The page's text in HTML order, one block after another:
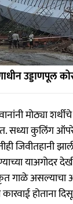
उड्डाणपूल
मोठ्या
सध्या कुलिंग
जिवीतहानी
याअगोदर
असल्याचा
कारवाई होताना